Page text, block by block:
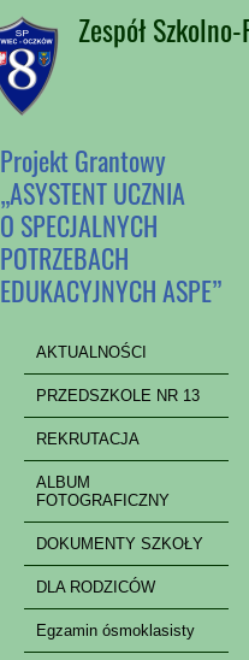
Zespół
Projekt Grantowy
„ASYSTENT UCZNIA
O SPECJALNYCH
POTRZEBACH
EDUKACYJNYCH ASPE”
AKTUALNOŚCI
PRZEDSZKOLE NR 13
REKRUTACJA
ALBUM
FOTOGRAFICZNY
DOKUMENTY SZKOŁY
DLA RODZICÓW
Egzamin ósmoklasisty